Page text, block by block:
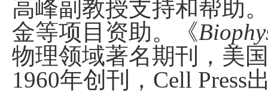
高峰副教授支持和帮助
金等项目资助。《
物理领域著名期刊，美
1960年创刊， Cell Press